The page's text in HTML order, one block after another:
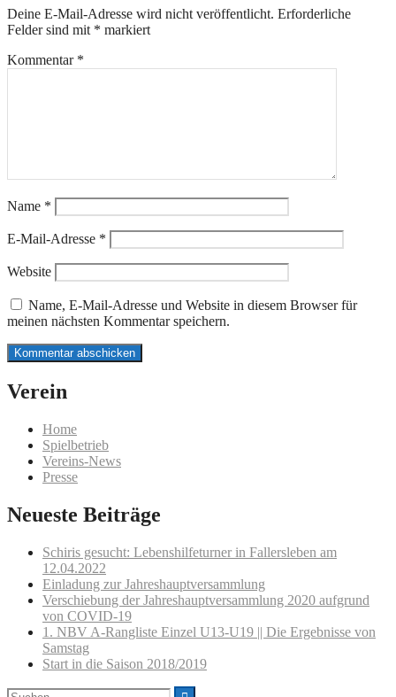
Deine E-Mail-Adresse wird nicht veröffentlicht. Erforderliche
Felder sind mit * markiert
Kommentar *
Name *
E-Mail-Adresse *
Website
Name, E-Mail-Adresse und Website in diesem Browser für
meinen nächsten Kommentar speichern.
Verein
Home
Spielbetrieb
Vereins-News
Presse
Neueste Beiträge
Schiris gesucht: Lebenshilfeturner in Fallersleben am
12.04.2022
Einladung zur Jahreshauptversammlung
Verschiebung der Jahreshauptversammlung 2020 aufgrund
von COVID-19
1. NBV A-Rangliste Einzel U13-U19 || Die Ergebnisse von
Samstag
Start in die Saison 2018/2019
Suchen